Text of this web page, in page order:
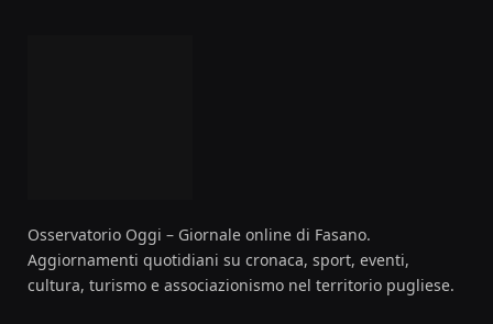
Osservatorio Oggi – Giornale online di Fasano.
Aggiornamenti quotidiani su cronaca, sport, eventi,
cultura, turismo e associazionismo nel territorio pugliese.